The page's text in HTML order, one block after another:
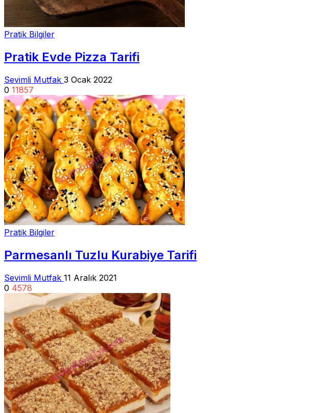
Pratik Bilgiler
Pratik Evde Pizza Tarifi
Sevimli Mutfak 3 Ocak 2022
0 11857
Pratik Bilgiler
Parmesanlı Tuzlu Kurabiye Tarifi
Sevimli Mutfak 11 Aralık 2021
0 4578